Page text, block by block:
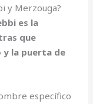
y Merzouga?
es la
que
y la puerta de
específico